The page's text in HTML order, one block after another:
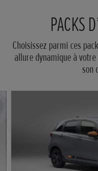
PACKS
Choisissez parmi ces
allure dynamique à
son